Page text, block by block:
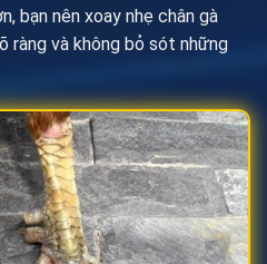
bạn nên xoay nhẹ chân gà
ràng và không bỏ sót những